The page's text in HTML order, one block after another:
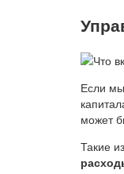
Если
может
Такие